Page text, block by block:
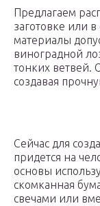
Предлагаем
заготовке или
материалы
виноградной
тонких ветвей.
создавая
Сейчас для
придется на
основы
скомканная
свечами или